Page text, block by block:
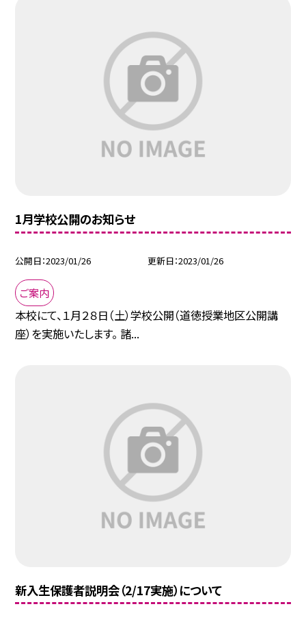
1月学校公開のお知らせ
公開日 2023/01/26 更新日 2023/01/26
ご案内
本校にて、１月２８日（土）学校公開（道徳授業地区公開講
座）を実施いたします。 諸...
新入生保護者説明会（2/17実施）について